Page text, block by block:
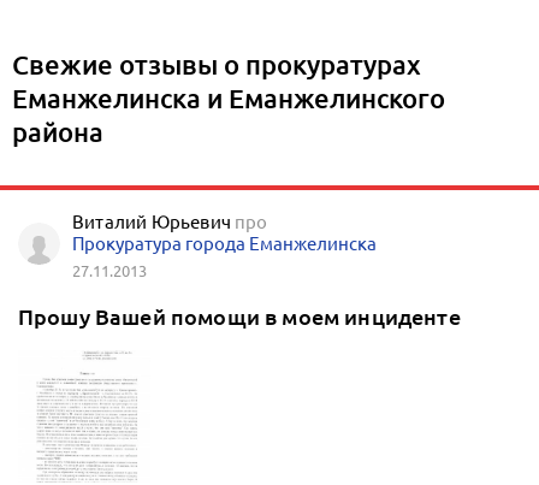
Свежие отзывы о прокуратурах
Еманжелинска и Еманжелинского
района
Виталий Юрьевич про
Прокуратура города Еманжелинска
27.11.2013
Прошу Вашей помощи в моем инциденте